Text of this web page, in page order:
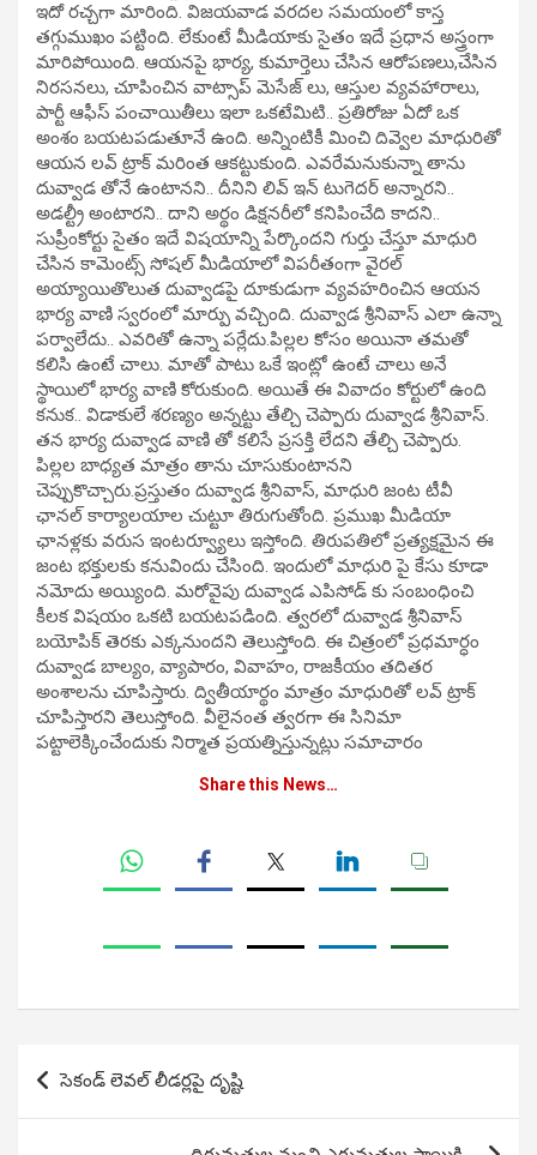
ఇదో రచ్చగా మారింది. విజయవాడ వరదల సమయంలో కాస్త
తగ్గుముఖం పట్టింది. లేకుంటే మీడియాకు సైతం ఇదే ప్రధాన అస్త్రంగా
మారిపోయింది. ఆయనపై భార్య, కుమార్తెలు చేసిన ఆరోపణలు,చేసిన
నిరసనలు, చూపించిన వాట్సాప్ మెసేజ్ లు, ఆస్తుల వ్యవహారాలు,
పార్టీ ఆఫీస్ పంచాయితీలు ఇలా ఒకటేమిటి.. ప్రతిరోజు ఏదో ఒక
అంశం బయటపడుతూనే ఉంది. అన్నింటికీ మించి దివ్వెల మాధురితో
ఆయన లవ్ ట్రాక్ మరింత ఆకట్టుకుంది. ఎవరేమనుకున్నా తాను
దువ్వాడ తోనే ఉంటానని.. దీనిని లివ్ ఇన్ టుగెదర్ అన్నారని..
అడల్ట్రీ అంటారని.. దాని అర్థం డిక్షనరీలో కనిపించేది కాదని..
సుప్రీంకోర్టు సైతం ఇదే విషయాన్ని పేర్కొందని గుర్తు చేస్తూ మాధురి
చేసిన కామెంట్స్ సోషల్ మీడియాలో విపరీతంగా వైరల్
అయ్యాయితొలుత దువ్వాడపై దూకుడుగా వ్యవహరించిన ఆయన
భార్య వాణి స్వరంలో మార్పు వచ్చింది. దువ్వాడ శ్రీనివాస్ ఎలా ఉన్నా
పర్వాలేదు.. ఎవరితో ఉన్నా పర్లేదు.పిల్లల కోసం అయినా తమతో
కలిసి ఉంటే చాలు. మాతో పాటు ఒకే ఇంట్లో ఉంటే చాలు అనే
స్థాయిలో భార్య వాణి కోరుకుంది. అయితే ఈ వివాదం కోర్టులో ఉంది
కనుక.. విడాకులే శరణ్యం అన్నట్టు తేల్చి చెప్పారు దువ్వాడ శ్రీనివాస్.
తన భార్య దువ్వాడ వాణి తో కలిసే ప్రసక్తి లేదని తేల్చి చెప్పారు.
పిల్లల బాధ్యత మాత్రం తాను చూసుకుంటానని
చెప్పుకొచ్చారు.ప్రస్తుతం దువ్వాడ శ్రీనివాస్, మాధురి జంట టీవీ
ఛానల్ కార్యాలయాల చుట్టూ తిరుగుతోంది. ప్రముఖ మీడియా
ఛానళ్లకు వరుస ఇంటర్వ్యూలు ఇస్తోంది. తిరుపతిలో ప్రత్యక్షమైన ఈ
జంట భక్తులకు కనువిందు చేసింది. ఇందులో మాధురి పై కేసు కూడా
నమోదు అయ్యింది. మరోవైపు దువ్వాడ ఎపిసోడ్ కు సంబంధించి
కీలక విషయం ఒకటి బయటపడింది. త్వరలో దువ్వాడ శ్రీనివాస్
బయోపిక్ తెరకు ఎక్కనుందని తెలుస్తోంది. ఈ చిత్రంలో ప్రధమార్ధం
దువ్వాడ బాల్యం, వ్యాపారం, వివాహం, రాజకీయం తదితర
అంశాలను చూపిస్తారు. ద్వితీయార్థం మాత్రం మాధురితో లవ్ ట్రాక్
చూపిస్తారని తెలుస్తోంది. వీలైనంత త్వరగా ఈ సినిమా
పట్టాలెక్కించేందుకు నిర్మాత ప్రయత్నిస్తున్నట్లు సమాచారం
Share this News…
Post
navigation
సెకండ్ లెవల్ లీడర్లపై దృష్టి